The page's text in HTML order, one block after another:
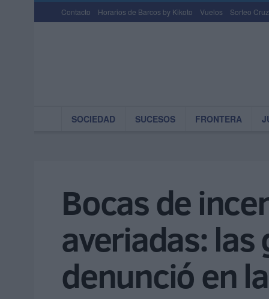
Contacto Horarios de Barcos by Kikoto Vuelos Sorteo
SOCIEDAD SUCESOS FRONTERA
Bocas de
averiadas: las
denunció en